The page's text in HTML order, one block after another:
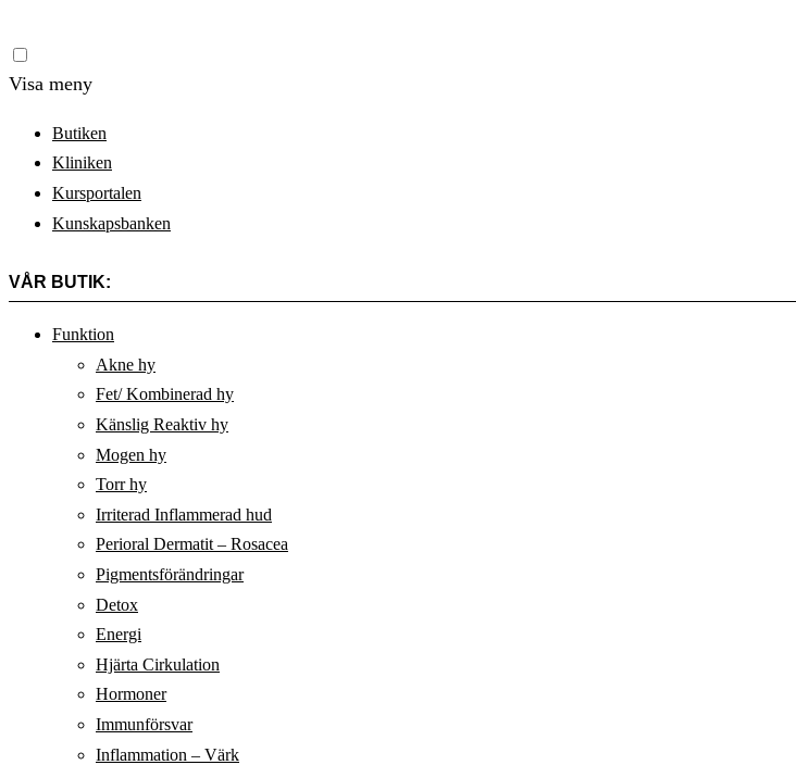
Visa meny
Butiken
Kliniken
Kursportalen
Kunskapsbanken
VÅR BUTIK:
Funktion
Akne hy
Fet/ Kombinerad hy
Känslig Reaktiv hy
Mogen hy
Torr hy
Irriterad Inflammerad hud
Perioral Dermatit – Rosacea
Pigmentsförändringar
Detox
Energi
Hjärta Cirkulation
Hormoner
Immunförsvar
Inflammation – Värk